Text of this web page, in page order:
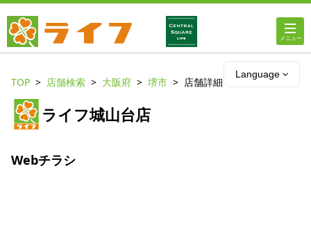
Language
店舗・チラシ情報
TOP 店舗検索 大阪府 堺市 店舗詳細
ライフ城山台店
Webチラシ